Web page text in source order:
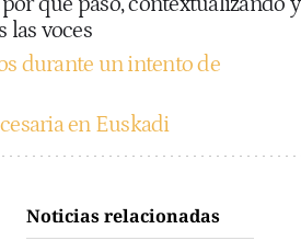
las voces
durante un intento de
en Euskadi
Noticias relacionadas